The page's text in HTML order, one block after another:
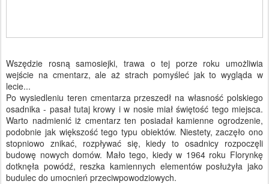
Wszędzie rosną samosiejki, trawa o tej porze roku umożliwia
wejście na cmentarz, ale aż strach pomyśleć jak to wygląda w
lecie...
Po wysiedleniu teren cmentarza przeszedł na własność polskiego
osadnika - pasał tutaj krowy i w nosie miał świętość tego miejsca.
Warto nadmienić iż cmentarz ten posiadał kamienne ogrodzenie,
podobnie jak większość tego typu obiektów. Niestety, zaczęło ono
stopniowo znikać, rozpływać się, kiedy to osadnicy rozpoczęli
budowę nowych domów. Mało tego, kiedy w 1964 roku Florynkę
dotknęła powódź, reszka kamiennych elementów posłużyła jako
budulec do umocnień przeciwpowodziowych.